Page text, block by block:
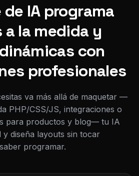
IA programa
la medida y
con
profesionales
va más allá de maquetar —
PHP/CSS/JS, integraciones o
para productos y blog— tu IA
y diseña layouts sin tocar
programar.